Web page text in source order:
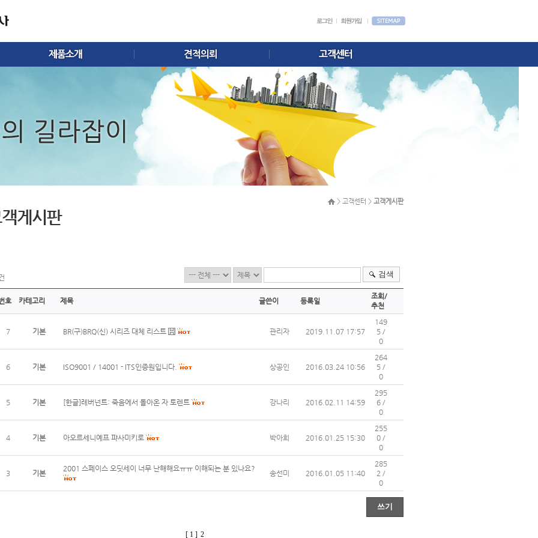
> 고객센터 > 고객게시판
검색
호 카테고리 제목 글쓴이 등록일
조회/
추천
7 기본 BR(구)BRQ(신) 시리즈 대체 리스트 관리자 2019.11.07 17:57
149
5 /
0
6 기본 ISO9001 / 14001 - ITS인증원입니다. 상공인 2016.03.24 10:56
264
5 /
0
5 기본 [한글]레버넌트: 죽음에서 돌아온 자 토렌트 강나리 2016.02.11 14:59
295
6 /
0
4 기본 아오르세니예프 퍄사미키로 박아희 2016.01.25 15:30
255
0 /
0
3 기본
2001 스페이스 오딧세이 너무 난해해요ㅠㅠ 이해되는 분 있나요?
송선미 2016.01.05 11:40
285
2 /
0
쓰기
[ 1 ] 2